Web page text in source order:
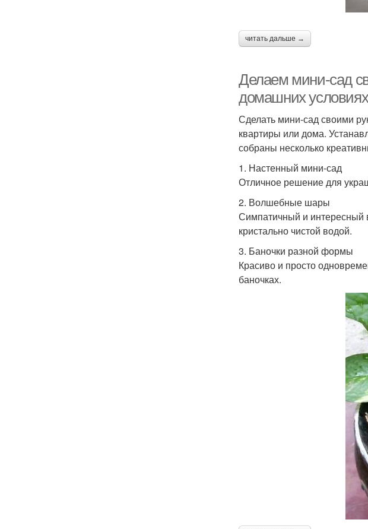
читать дальше →
Делаем мини-сад
домашних условиях
Сделать мини-сад своими
квартиры или дома.
собраны несколько
1. Настенный мини-сад
Отличное решение для
2. Волшебные шары
Симпатичный и интересный
кристально чистой водой.
3. Баночки разной формы
Красиво и просто
баночках.